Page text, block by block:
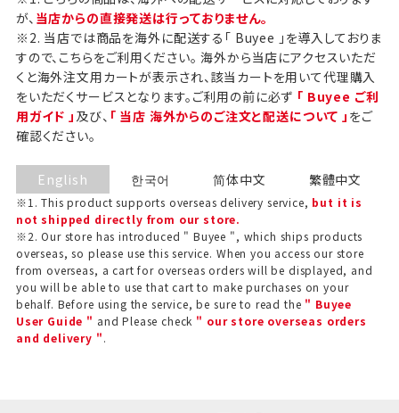
が、 当店からの直接発送は行っておりません。
※2. 当店では商品を海外に配送する「 Buyee 」を導入しておりま
すので、こちらをご利用ください。 海外から当店にアクセスいただ
くと海外注文用カートが表示され、該当カートを用いて代理購入
をいただくサービスとなります。ご利用の前に必ず 「 Buyee ご利
用ガイド 」 及び、 「 当店 海外からのご注文と配送について 」 をご
確認ください。
English
※1. This product supports overseas delivery service, but it is
not shipped directly from our store.
※2. Our store has introduced " Buyee ", which ships products
overseas, so please use this service. When you access our store
from overseas, a cart for overseas orders will be displayed, and
you will be able to use that cart to make purchases on your
behalf. Before using the service, be sure to read the " Buyee
User Guide " and Please check " our store overseas orders
and delivery ".
한국어 简体中文 繁體中文